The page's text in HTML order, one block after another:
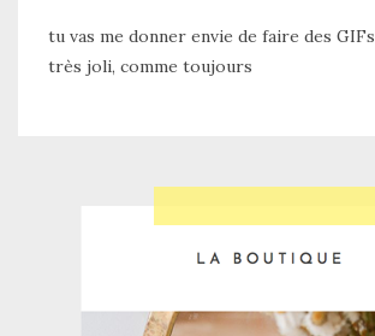
tu vas me donner envie de faire des GIFs
très joli, comme toujours